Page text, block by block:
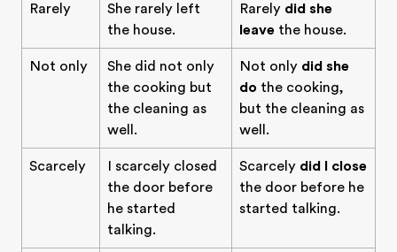
Rarely
She rarely left
the house.
Rarely did she
leave the house.
Not only
She did not only
the cooking but
the cleaning as
well.
Not only did she
do the cooking,
but the cleaning as
well.
Scarcely
I scarcely closed
the door before
he started
talking.
Scarcely did I close
the door before he
started talking.